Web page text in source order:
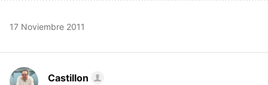
17 Noviembre 2011
Castillon